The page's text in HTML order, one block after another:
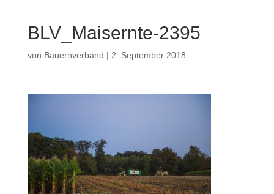
BLV_Maisernte-2395
von Bauernverband | 2. September 2018